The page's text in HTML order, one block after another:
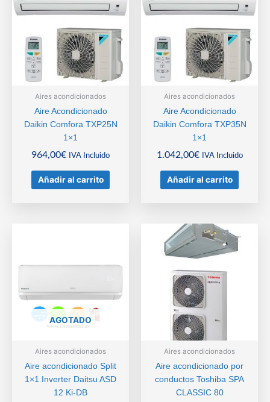
Aires acondicionados
Aire Acondicionado
Daikin Comfora TXP25N
1×1
964,00€ IVA Incluido
Añadir al carrito
Aires acondicionados
Aire Acondicionado
Daikin Comfora TXP35N
1×1
1.042,00€ IVA Incluido
Añadir al carrito
AGOTADO
Aires acondicionados
Aire acondicionado Split
1×1 Inverter Daitsu ASD
12 Ki-DB
Aires acondicionados
Aire acondicionado por
conductos Toshiba SPA
CLASSIC 80